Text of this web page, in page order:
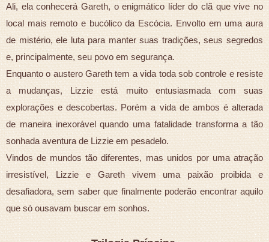
Ali, ela conhecerá Gareth, o enigmático líder do clã que vive no
local mais remoto e bucólico da Escócia. Envolto em uma aura
de mistério, ele luta para manter suas tradições, seus segredos
e, principalmente, seu povo em segurança.
Enquanto o austero Gareth tem a vida toda sob controle e resiste
a mudanças, Lizzie está muito entusiasmada com suas
explorações e descobertas. Porém a vida de ambos é alterada
de maneira inexorável quando uma fatalidade transforma a tão
sonhada aventura de Lizzie em pesadelo.
Vindos de mundos tão diferentes, mas unidos por uma atração
irresistível, Lizzie e Gareth vivem uma paixão proibida e
desafiadora, sem saber que finalmente poderão encontrar aquilo
que só ousavam buscar em sonhos.